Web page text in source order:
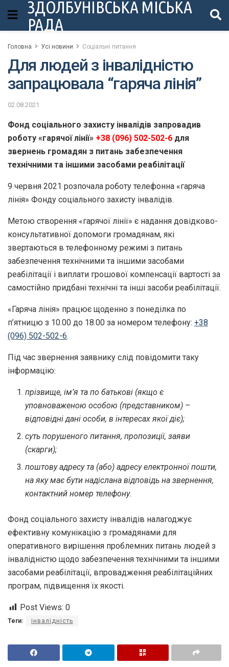
ЗДОЛБУНІВСЬКА МІСЬКА
РАДА
Головна Усі новини Соціальні питання
Для людей з інвалідністю
запрацювала “гаряча лінія”
02.08.2021
Фонд соціального захисту інвалідів запровадив
роботу «гарячої лінії» +38 (096) 502-502-6 для
звернень громадян з питань забезпечення
технічними та іншими засобами реабілітації
9 червня 2021 розпочала роботу телефонна «гаряча
лінія» Фонду соціального захисту інвалідів.
Метою створення «гарячої лінії» є надання довідково-
консультативної допомоги громадянам, які
звертаються в телефонному режимі з питань
забезпечення технічними та іншими засобами
реабілітації і виплати грошової компенсації вартості за
самостійно придбані технічні та інші засоби реабілітації.
«Гаряча лінія» працює щоденно з понеділка по
п’ятницю з 10.00 до 18.00 за номером телефону: +38
(096) 502-502-6.
Під час звернення заявнику слід повідомити таку
інформацію:
прізвище, ім’я та по батькові (якщо є
уповноваженою особою (представником) –
відповідні дані особи, в інтересах якої діє);
суть порушеного питання, пропозиції, заяви
(скарги);
поштову адресу та (або) адресу електронної пошти,
на яку має бути надіслана відповідь на звернення,
контактний номер телефону.
Фонд соціального захисту інвалідів налагоджує
ефективну комунікацію з громадянами для
оперативного вирішення проблемних питань людей з
інвалідністю щодо забезпечення технічними та іншими
засобами реабілітації, впровадження реабілітаційних
програм, підвищення їх якості.
Post Views: 0
Теги: інвалідність